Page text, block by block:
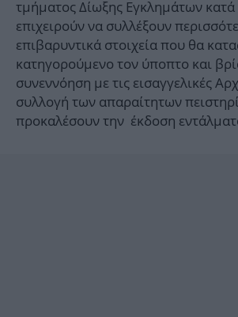
τμήματος Δίωξης Εγκλημάτων
επιχειρούν να συλλέξουν
επιβαρυντικά στοιχεία που θα
κατηγορούμενο τον ύποπτο και
συνεννόηση με τις εισαγγελικές
συλλογή των απαραίτητων
προκαλέσουν την έκδοση